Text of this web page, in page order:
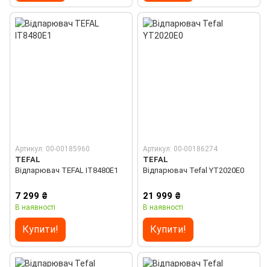
Артикул: 00-00185960
TEFAL
Відпарювач TEFAL IT8480E1
7 299 ₴
В наявності
Купити!
Артикул: 00-00186274
TEFAL
Відпарювач Tefal YT2020E0
21 999 ₴
В наявності
Купити!